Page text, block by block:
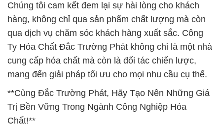
Chúng tôi cam kết đem lại sự hài lòng cho khách
hàng, không chỉ qua sản phẩm chất lượng mà còn
qua dịch vụ chăm sóc khách hàng xuất sắc. Công
Ty Hóa Chất Đắc Trường Phát không chỉ là một nhà
cung cấp hóa chất mà còn là đối tác chiến lược,
mang đến giải pháp tối ưu cho mọi nhu cầu cụ thể.
**Cùng Đắc Trường Phát, Hãy Tạo Nên Những Giá
Trị Bền Vững Trong Ngành Công Nghiệp Hóa
Chất!**